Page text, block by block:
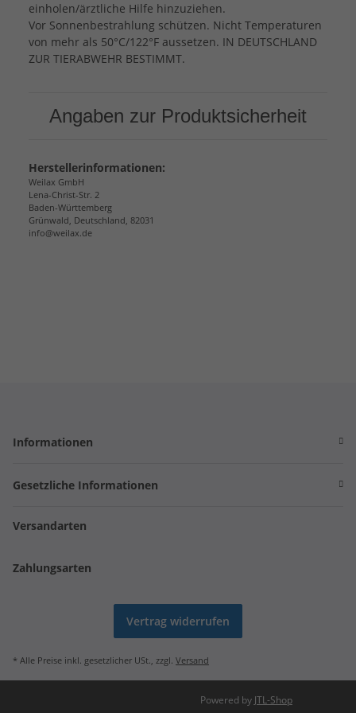
einholen/ärztliche Hilfe hinzuziehen.
Vor Sonnenbestrahlung schützen. Nicht Temperaturen
von mehr als 50°C/122°F aussetzen. IN DEUTSCHLAND
ZUR TIERABWEHR BESTIMMT.
Angaben zur Produktsicherheit
Herstellerinformationen:
Weilax GmbH
Lena-Christ-Str. 2
Baden-Württemberg
Grünwald, Deutschland, 82031
info@weilax.de
Informationen
Gesetzliche Informationen
Versandarten
Zahlungsarten
Vertrag widerrufen
* Alle Preise inkl. gesetzlicher USt., zzgl. Versand
Powered by JTL-Shop